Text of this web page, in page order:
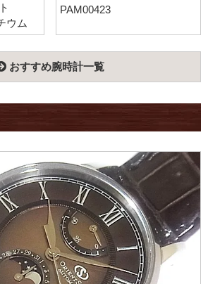
ウム
PAM00423
おすすめ腕時計一覧